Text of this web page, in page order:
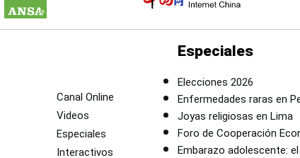
Canal Online
Videos
Especiales
Interactivos
Especiales
Elecciones 2026
Enfermedades raras en
Joyas religiosas en Lima
Foro de Cooperación
Embarazo adolescente: